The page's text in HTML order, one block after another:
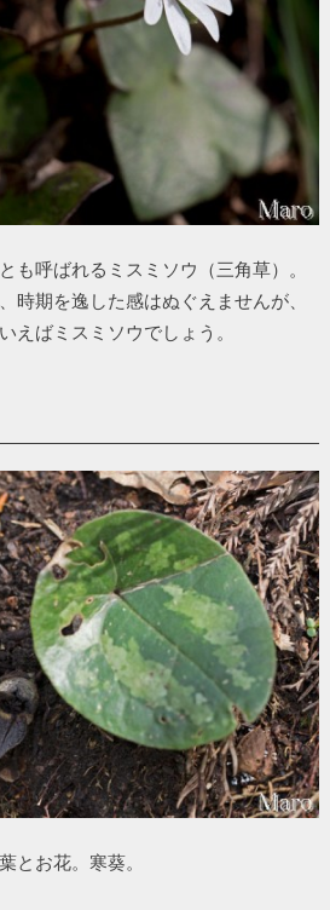
も呼ばれるミスミソウ（三角草）。
時期を逸した感はぬぐえませんが、
えばミスミソウでしょう。
とお花。寒葵。